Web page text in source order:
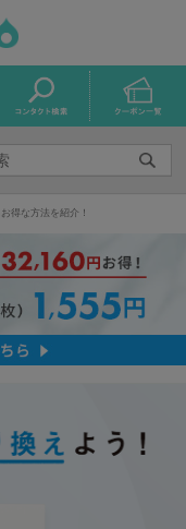
得な方法を紹介！